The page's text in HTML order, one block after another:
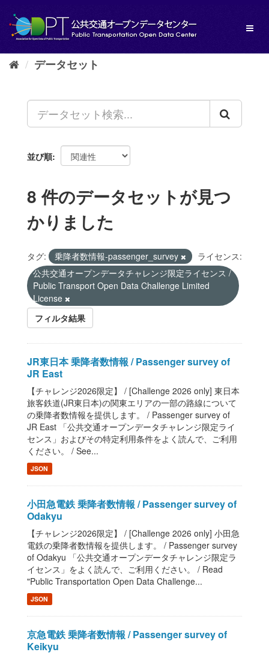
し
データセット
並び順
8 件のデータセットが見つ
かりました
タグ: 乗降者数情報-passenger_survey
ライセンス:
公共交通オープンデータチャレンジ限定ライセンス /
Public Transport Open Data Challenge Limited
License
フィルタ結果
JR東日本 乗降者数情報 / Passenger survey of
JR East
【チャレンジ2026限定】 / [Challenge 2026 only] 東日本
旅客鉄道(JR東日本)の関東エリアの一部の路線について
の乗降者数情報を提供します。 / Passenger survey of
JR East 「公共交通オープンデータチャレンジ限定ライ
センス」およびその特定利用条件をよく読んで、ご利用
ください。 / See...
JSON
小田急電鉄 乗降者数情報 / Passenger survey of
Odakyu
【チャレンジ2026限定】 / [Challenge 2026 only] 小田急
電鉄の乗降者数情報を提供します。 / Passenger survey
of Odakyu 「公共交通オープンデータチャレンジ限定ラ
イセンス」をよく読んで、ご利用ください。 / Read
"Public Transportation Open Data Challenge...
JSON
京急電鉄 乗降者数情報 / Passenger survey of
Keikyu